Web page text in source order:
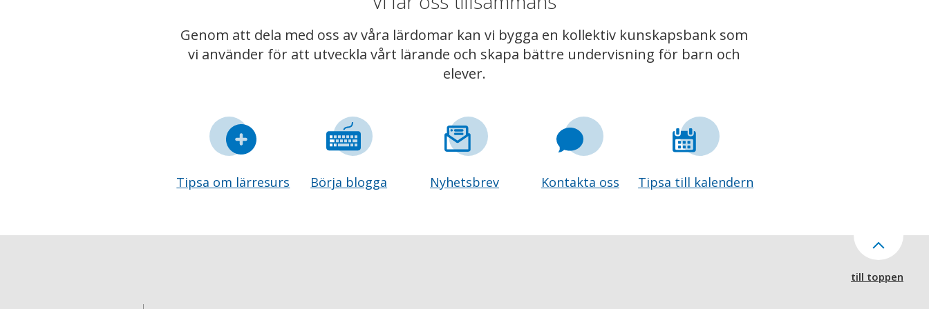
Genom att dela med oss av våra lärdomar kan vi bygga en kollektiv kunskapsbank som
vi använder för att utveckla vårt lärande och skapa bättre undervisning för barn och
elever.
Tipsa om lärresurs Börja blogga Nyhetsbrev Kontakta oss Tipsa till kalendern
till toppen